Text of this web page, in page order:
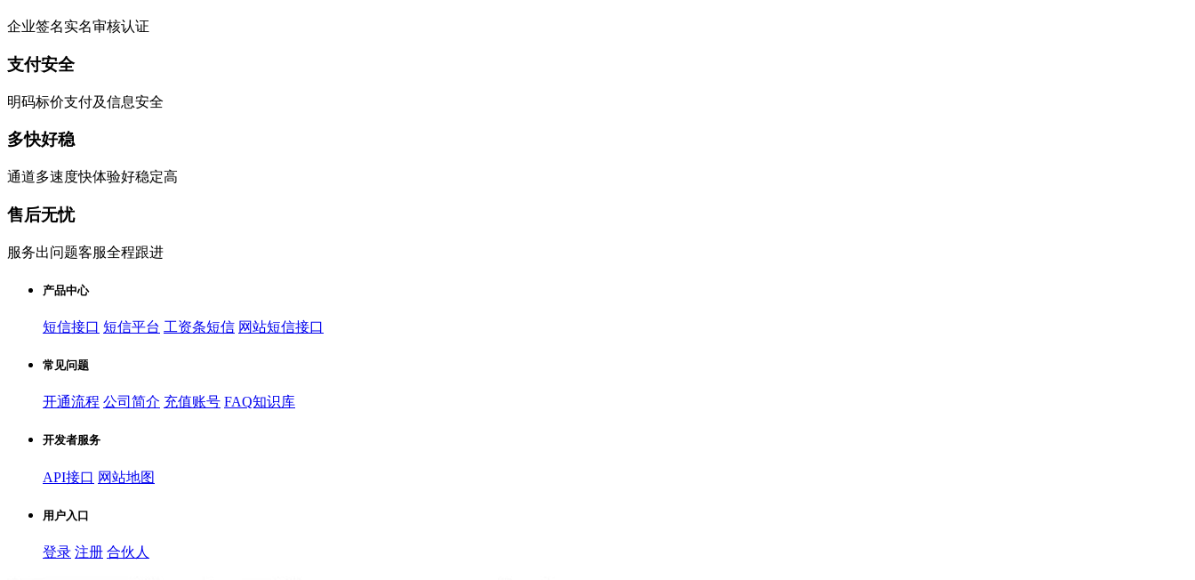
企业签名实名审核认证
支付安全
明码标价支付及信息安全
多快好稳
通道多速度快体验好稳定高
售后无忧
服务出问题客服全程跟进
产品中心
短信接口 短信平台 工资条短信 网站短信接口
常见问题
开通流程 公司简介 充值账号 FAQ知识库
开发者服务
API接口 网站地图
用户入口
登录 注册 合伙人